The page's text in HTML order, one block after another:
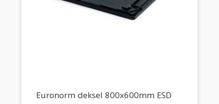
Euronorm deksel 800x600mm ESD